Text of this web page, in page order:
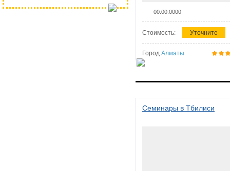
00.00.0000
Стоимость: Уточните
Город Алматы
Семинары в Тбилиси